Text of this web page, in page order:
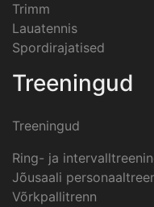
Trimm
Lauatennis
Spordirajatised
Treeningud
Treeningud
Ring- ja
Jõusaali
Võrkpallitrenn